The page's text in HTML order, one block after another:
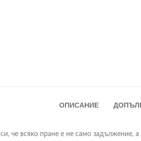
ОПИСАНИЕ
си, че всяко пране е не само задължение,